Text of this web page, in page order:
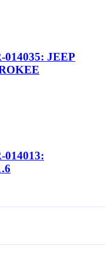
014035: JEEP
014013: